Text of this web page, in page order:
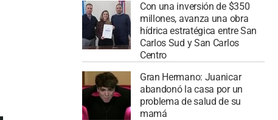
Con una inversión de $350
millones, avanza una obra
hídrica estratégica entre San
Carlos Sud y San Carlos
Centro
Gran Hermano: Juanicar
abandonó la casa por un
problema de salud de su
mamá